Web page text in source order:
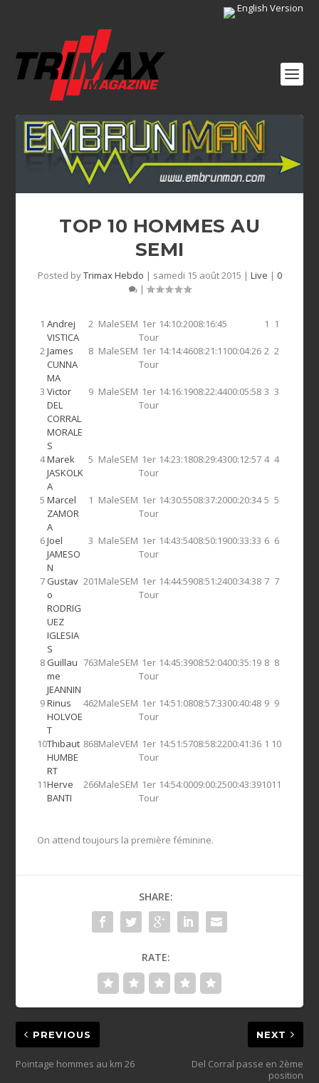
English Version
TOP 10 HOMMES AU
SEMI
Posted byTrimax Hebdo | samedi 15 août 2015 | Live | 0
|
1 Andrej
VISTICA
2 MaleSEM 1er
Tour
14:10:2008:16:45 1 1
2James
CUNNA
MA
8 MaleSEM 1er
Tour
14:14:4608:21:1100:04:26 2 2
3 Victor
DEL
CORRAL
MORALE
S
9 MaleSEM 1er
Tour
14:16:1908:22:4400:05:58 3 3
4Marek
JASKOLK
A
5 MaleSEM 1er
Tour
14:23:1808:29:4300:12:57 4 4
5 Marcel
ZAMOR
A
1 MaleSEM 1er
Tour
14:30:5508:37:2000:20:345 5
6Joel
JAMESO
N
3 MaleSEM 1er
Tour
14:43:5408:50:1900:33:33 6 6
7 Gustav
o
RODRIG
UEZ
IGLESIA
S
201MaleSEM 1er
Tour
14:44:5908:51:2400:34:38 7 7
8 Guillau
me
JEANNIN
763MaleSEM 1er
Tour
14:45:3908:52:0400:35:19 8 8
9Rinus
HOLVOE
T
462MaleSEM 1er
Tour
14:51:0808:57:3300:40:48 9 9
10Thibaut
HUMBE
RT
868MaleVEM 1er
Tour
14:51:5708:58:2200:41:36 1 10
11Herve
BANTI
266MaleSEM 1er
Tour
14:54:0009:00:2500:43:391011
On attend toujours la première féminine.
SHARE:
RATE:
PREVIOUS
Pointage hommes au km 26
NEXT
Del Corral passe en 2ème
position